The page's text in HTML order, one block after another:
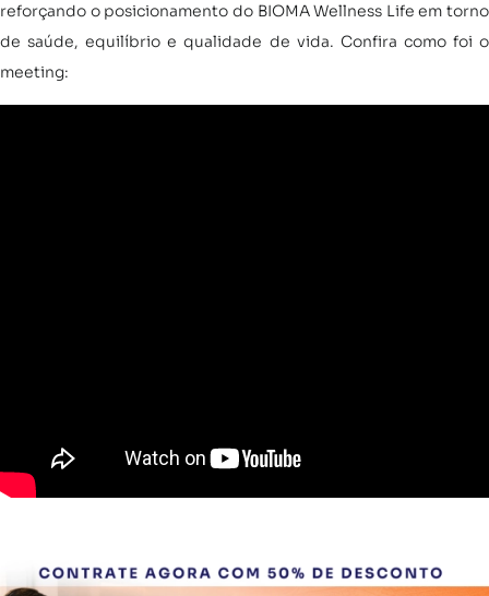
reforçando o posicionamento do BIOMA Wellness Life em torno
de saúde, equilíbrio e qualidade de vida. Confira como foi o
meeting: